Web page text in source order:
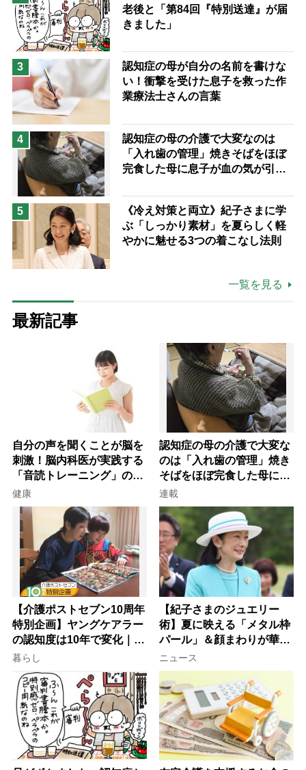
老後と「第84回『特別送達』が届
きました」
3
認知症の母が自分の名前を書けな
い！衝撃を受けた息子を救った作
業療法士さんの言葉
4
認知症の母の介護で大変なのは
「入れ歯の管理」焼きそばをほぼ
完食した母に息子が血の気が引い
5
《冷え対策と両立》紀子さまに学
ぶ「しっかり素材」を夏らしく軽
やかに魅せる3つの着こなし法則
一覧を見る
最新記事
自分の声を聞くことが脳を
刺激！脳内科医が実践する
「音読トレーニング」の極
意
健康
認知症の母の介護で大変な
のは「入れ歯の管理」焼き
そばをほぼ完食した母に息
子が血の気が引いた理由
連載
【介護ポストセブン10周年
特別企画】ヤングケアラー
の認知度は10年で変化｜流
行語大賞にノミネート、法
律にも明記されたが果たし
て現在は？
暮らし
【紀子さまのジュエリー
術】夏に映える「メタル枠
パール」＆顔まわりが華や
ぐ「揺れる一粒」の使い分
け方
ニュース